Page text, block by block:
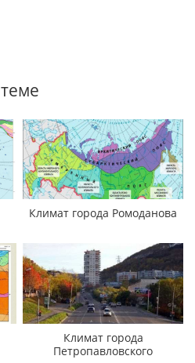
Климат города Ромоданова
Климат города
Петропавловского